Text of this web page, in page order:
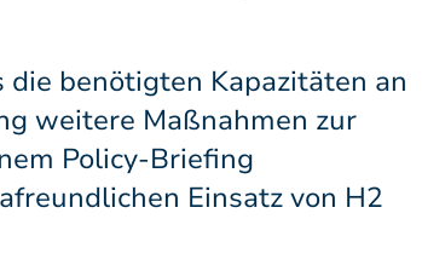
benötigten Kapazitäten an
weitere Maßnahmen zur
Policy-Briefing
Einsatz von H2